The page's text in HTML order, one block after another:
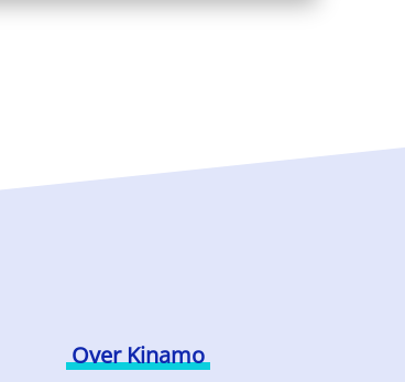
Over Kinamo